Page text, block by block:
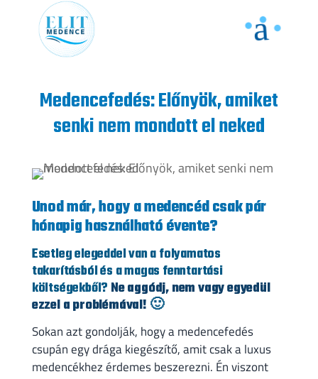
Medencefedés: Előnyök, amiket
senki nem mondott el neked
Unod már, hogy a medencéd csak pár
hónapig használható évente?
Esetleg elegeddel van a folyamatos
takarításból és a magas fenntartási
költségekből? Ne aggódj, nem vagy egyedül
ezzel a problémával! 🙂
Sokan azt gondolják, hogy a medencefedés
csupán egy drága kiegészítő, amit csak a luxus
medencékhez érdemes beszerezni. Én viszont